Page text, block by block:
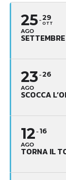
25
AGO
29
OTT
23
AGO
26
SCOCCA
12
AGO
16
TORNA IL